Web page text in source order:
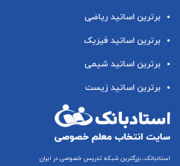
برترین اساتید ریاضی
برترین اساتید فیزیک
برترین اساتید شیمی
برترین اساتید زیست
استادبانک، بزرگترین شبکه تدریس خصوصی در ایران